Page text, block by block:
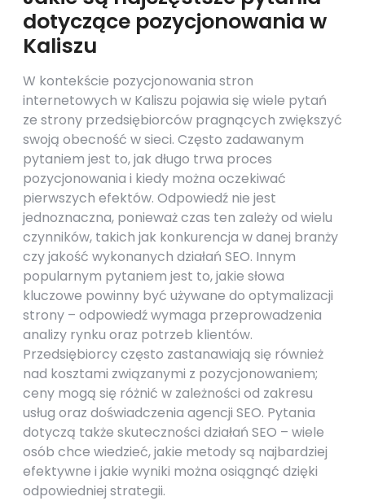
dotyczące pozycjonowania w
Kaliszu
W kontekście pozycjonowania stron
internetowych w Kaliszu pojawia się wiele pytań
ze strony przedsiębiorców pragnących zwiększyć
swoją obecność w sieci. Często zadawanym
pytaniem jest to, jak długo trwa proces
pozycjonowania i kiedy można oczekiwać
pierwszych efektów. Odpowiedź nie jest
jednoznaczna, ponieważ czas ten zależy od wielu
czynników, takich jak konkurencja w danej branży
czy jakość wykonanych działań SEO. Innym
popularnym pytaniem jest to, jakie słowa
kluczowe powinny być używane do optymalizacji
strony – odpowiedź wymaga przeprowadzenia
analizy rynku oraz potrzeb klientów.
Przedsiębiorcy często zastanawiają się również
nad kosztami związanymi z pozycjonowaniem;
ceny mogą się różnić w zależności od zakresu
usług oraz doświadczenia agencji SEO. Pytania
dotyczą także skuteczności działań SEO – wiele
osób chce wiedzieć, jakie metody są najbardziej
efektywne i jakie wyniki można osiągnąć dzięki
odpowiedniej strategii.